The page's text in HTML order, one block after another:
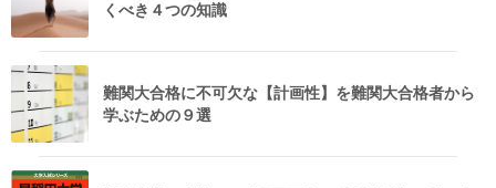
くべき４つの知識
難関大合格に不可欠な【計画性】を難関大合格者から
学ぶための９選